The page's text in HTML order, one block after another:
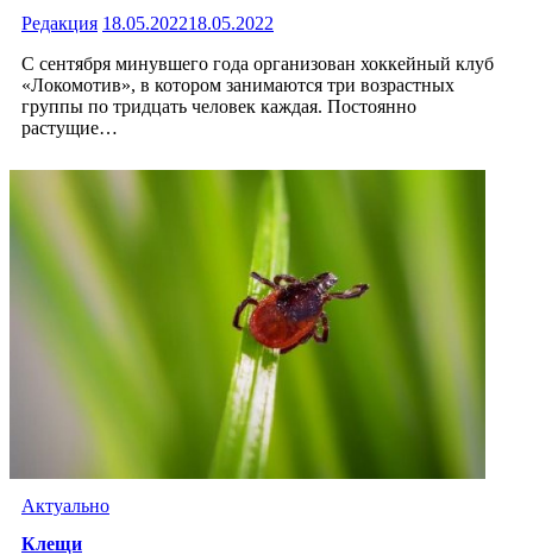
Редакция 18.05.202218.05.2022
С сентября минувшего года организован хоккейный клуб
«Локомотив», в котором занимаются три возрастных
группы по тридцать человек каждая. Постоянно
растущие…
Актуально
Клещи